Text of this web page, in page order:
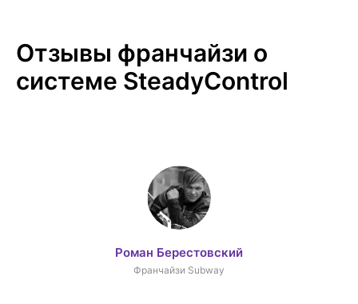
Отзывы франчайзи о
системе SteadyControl
Роман Берестовский
Франчайзи Subway